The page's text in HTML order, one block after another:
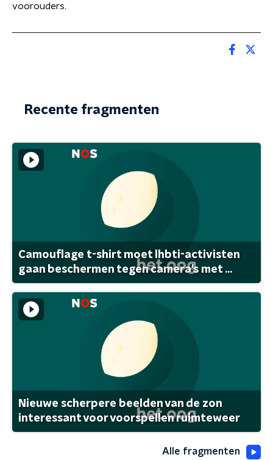
voorouders.
Recente fragmenten
Camouflage t-shirt moet lhbti-activisten
gaan beschermen tegen camera's met ...
Nieuwe scherpere beelden van de zon
interessant voor voorspellen ruimteweer
Alle fragmenten